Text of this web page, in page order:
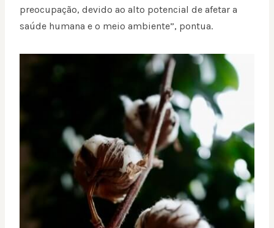
preocupação, devido ao alto potencial de afetar a
saúde humana e o meio ambiente”, pontua.